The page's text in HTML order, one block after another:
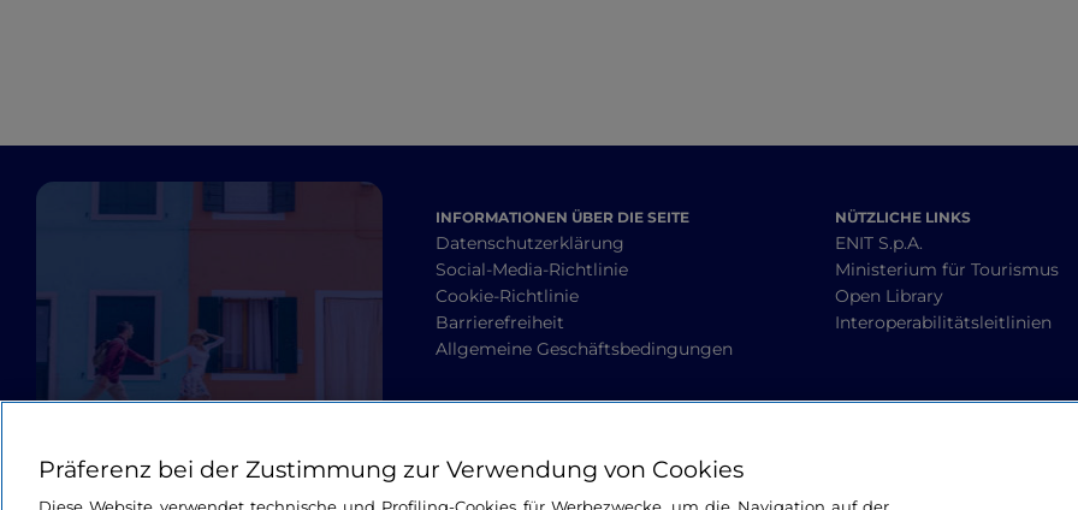
INFORMATIONEN ÜBER DIE SEITE
Datenschutzerklärung
Social-Media-Richtlinie
Cookie-Richtlinie
Barrierefreiheit
Allgemeine Geschäftsbedingungen
NÜTZLICHE LINKS
ENIT S.p.A.
Ministerium für Tourismus
Open Library
Interoperabilitätsleitlinien
Präferenz bei der Zustimmung zur Verwendung von Cookies